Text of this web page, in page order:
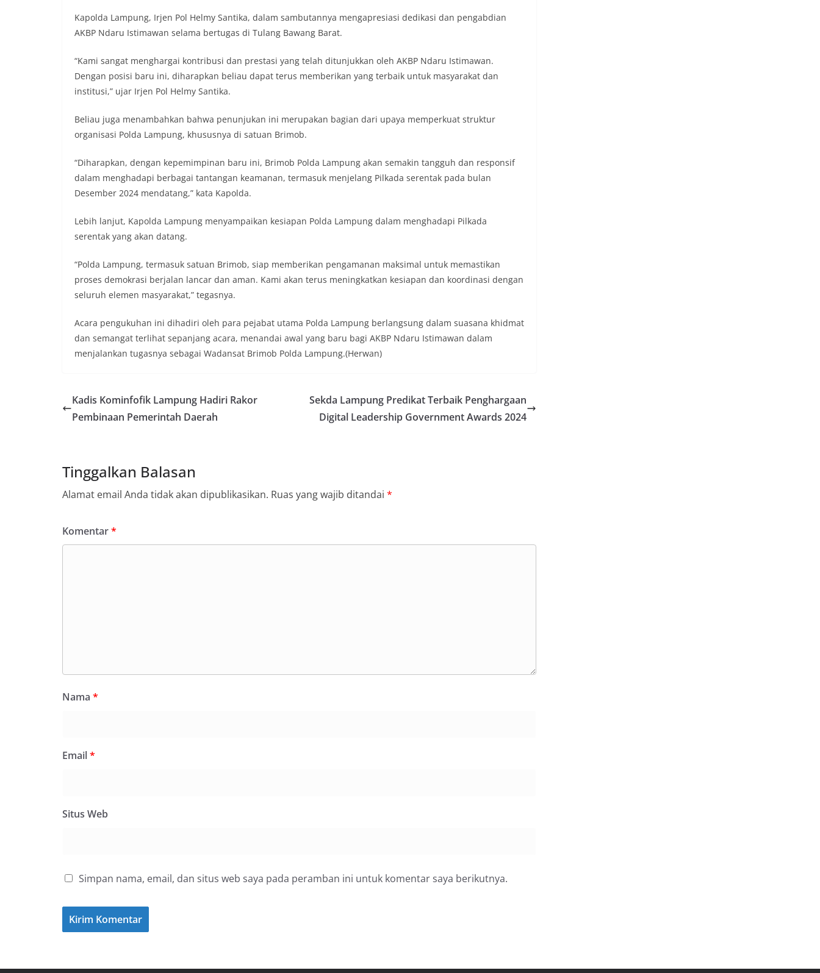
Kapolda Lampung, Irjen Pol Helmy Santika, dalam sambutannya mengapresiasi dedikasi dan pengabdian
AKBP Ndaru Istimawan selama bertugas di Tulang Bawang Barat.
“Kami sangat menghargai kontribusi dan prestasi yang telah ditunjukkan oleh AKBP Ndaru Istimawan.
Dengan posisi baru ini, diharapkan beliau dapat terus memberikan yang terbaik untuk masyarakat dan
institusi,” ujar Irjen Pol Helmy Santika.
Beliau juga menambahkan bahwa penunjukan ini merupakan bagian dari upaya memperkuat struktur
organisasi Polda Lampung, khususnya di satuan Brimob.
“Diharapkan, dengan kepemimpinan baru ini, Brimob Polda Lampung akan semakin tangguh dan responsif
dalam menghadapi berbagai tantangan keamanan, termasuk menjelang Pilkada serentak pada bulan
Desember 2024 mendatang,” kata Kapolda.
Lebih lanjut, Kapolda Lampung menyampaikan kesiapan Polda Lampung dalam menghadapi Pilkada
serentak yang akan datang.
“Polda Lampung, termasuk satuan Brimob, siap memberikan pengamanan maksimal untuk memastikan
proses demokrasi berjalan lancar dan aman. Kami akan terus meningkatkan kesiapan dan koordinasi dengan
seluruh elemen masyarakat,” tegasnya.
Acara pengukuhan ini dihadiri oleh para pejabat utama Polda Lampung berlangsung dalam suasana khidmat
dan semangat terlihat sepanjang acara, menandai awal yang baru bagi AKBP Ndaru Istimawan dalam
menjalankan tugasnya sebagai Wadansat Brimob Polda Lampung.(Herwan)
Kadis Kominfofik Lampung Hadiri Rakor
Pembinaan Pemerintah Daerah
Sekda Lampung Predikat Terbaik Penghargaan
Digital Leadership Government Awards 2024
Tinggalkan Balasan
Alamat email Anda tidak akan dipublikasikan. Ruas yang wajib ditandai *
Komentar*
Nama *
Email*
Situs Web
Simpan nama, email, dan situs web saya pada peramban ini untuk komentar saya berikutnya.